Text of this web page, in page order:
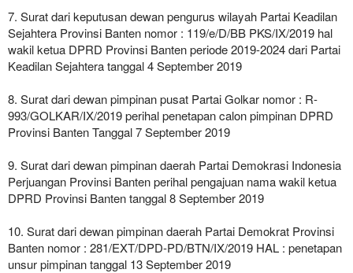
7. Surat dari keputusan dewan pengurus wilayah Partai Keadilan
Sejahtera Provinsi Banten nomor : 119/e/D/BB PKS/IX/2019 hal
wakil ketua DPRD Provinsi Banten periode 2019-2024 dari Partai
Keadilan Sejahtera tanggal 4 September 2019
8. Surat dari dewan pimpinan pusat Partai Golkar nomor : R-
993/GOLKAR/IX/2019 perihal penetapan calon pimpinan DPRD
Provinsi Banten Tanggal 7 September 2019
9. Surat dari dewan pimpinan daerah Partai Demokrasi Indonesia
Perjuangan Provinsi Banten perihal pengajuan nama wakil ketua
DPRD Provinsi Banten tanggal 8 September 2019
10. Surat dari dewan pimpinan daerah Partai Demokrat Provinsi
Banten nomor : 281/EXT/DPD-PD/BTN/IX/2019 HAL : penetapan
unsur pimpinan tanggal 13 September 2019